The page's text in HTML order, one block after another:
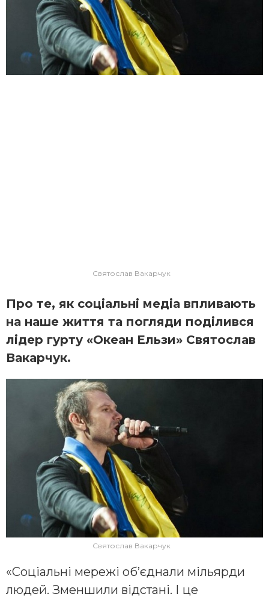
Святослав Вакарчук
Про те, як соціальні медіа впливають
на наше життя та погляди поділився
лідер гурту «Океан Ельзи» Святослав
Вакарчук.
Святослав Вакарчук
«Соціальні мережі об’єднали мільярди
людей. Зменшили відстані. І це